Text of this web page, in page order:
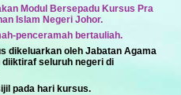
Modul Bersepadu Kursus Pra
Islam Negeri Johor.
penceramah bertauliah.
dikeluarkan oleh Jabatan Agama
diiktiraf seluruh negeri di
pada hari kursus.